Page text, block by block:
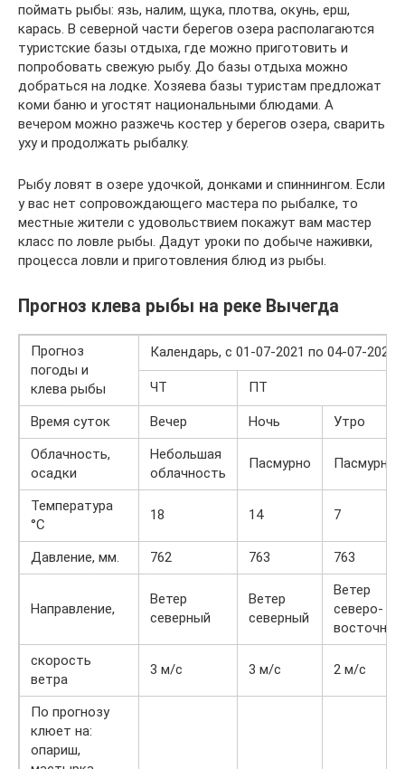
поймать рыбы: язь, налим, щука, плотва, окунь, ерш,
карась. В северной части берегов озера располагаются
туристские базы отдыха, где можно приготовить и
попробовать свежую рыбу. До базы отдыха можно
добраться на лодке. Хозяева базы туристам предложат
коми баню и угостят национальными блюдами. А
вечером можно разжечь костер у берегов озера, сварить
уху и продолжать рыбалку.
Рыбу ловят в озере удочкой, донками и спиннингом. Если
у вас нет сопровождающего мастера по рыбалке, то
местные жители с удовольствием покажут вам мастер
класс по ловле рыбы. Дадут уроки по добыче наживки,
процесса ловли и приготовления блюд из рыбы.
Прогноз клева рыбы на реке Вычегда
Прогноз
погоды и
клева рыбы
Календарь, с 01-07-2021 по 04-07-2021
ЧТ ПТ
Время суток Вечер Ночь
Утро
Облачность,
осадки
Небольшая
облачность
Пасмурно Пасмурно
Температура
°С
18 14 7
Давление, мм. 762 763 763
Направление,
Ветер
северный
Ветер
северный
Ветер
северо-
восточный
скорость
ветра
3 м/с 3 м/с 2 м/с
По прогнозу
клюет на:
опариш,